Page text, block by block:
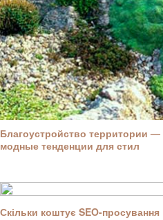
Благоустройство территории
модные тенденции для стил
Скільки коштує SEO-просування